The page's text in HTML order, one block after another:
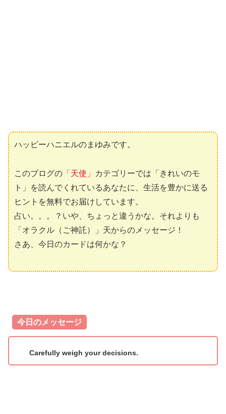
ハッピーハニエルのまゆみです。
このブログの 「天使」
カテゴリーでは「きれいのモ
ト」を読んでくれているあなたに、生活を豊かに送る
ヒントを無料でお届けしています。
占い。。。？いや、ちょっと違うかな。それよりも
「オラクル（ご神託）」天からのメッセージ！
さあ、今日のカードは何かな？
今日のメッセージ
Carefully weigh your decisions.